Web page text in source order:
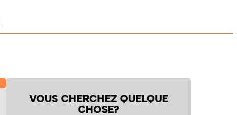
VOUS CHERCHEZ QUELQUE
CHOSE?